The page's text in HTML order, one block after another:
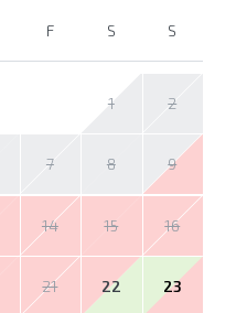
F S S
1 2
7 8 9
14 15 16
21 22 23